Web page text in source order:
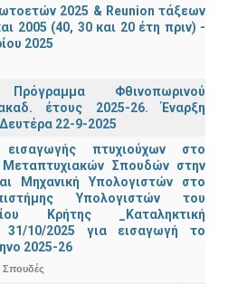
2025 & Reunion τάξεων
2005 (40, 30 και 20 έτη πριν) -
2025
Πρόγραμμα Φθινοπωρινού
έτους 2025-26. Έναρξη
22-9-2025
εισαγωγής πτυχιούχων στo
Σπουδών στην
Μηχανική Υπολογιστών στο
Υπολογιστών του
Κρήτης _Καταληκτική
31/10/2025 για εισαγωγή το
2025-26
Σπουδές